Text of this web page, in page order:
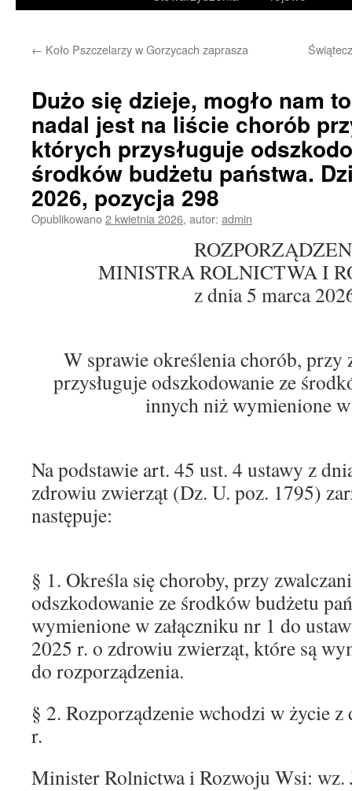
← Koło Pszczelarzy w Gorzycach zaprasza
Dużo się dzieje, mogło nam
nadal jest na liście chorób
których przysługuje
środków budżetu państwa.
2026, pozycja 298
Opublikowano2 kwietnia 2026, autor: admin
MINISTRA ROLNICTWA I
z dnia 5 marca
W sprawie określenia chorób, przy
przysługuje odszkodowanie ze
innych niż wymienione
Na podstawie art. 45 ust. 4 ustawy z
zdrowiu zwierząt (Dz. U. poz. 1795)
następuje:
§ 1. Określa się choroby, przy
odszkodowanie ze środków budżetu
wymienione w załączniku nr 1 do
2025 r. o zdrowiu zwierząt, które są
do rozporządzenia.
§ 2. Rozporządzenie wchodzi w życie
r.
Minister Rolnictwa i Rozwoju Wsi: wz.